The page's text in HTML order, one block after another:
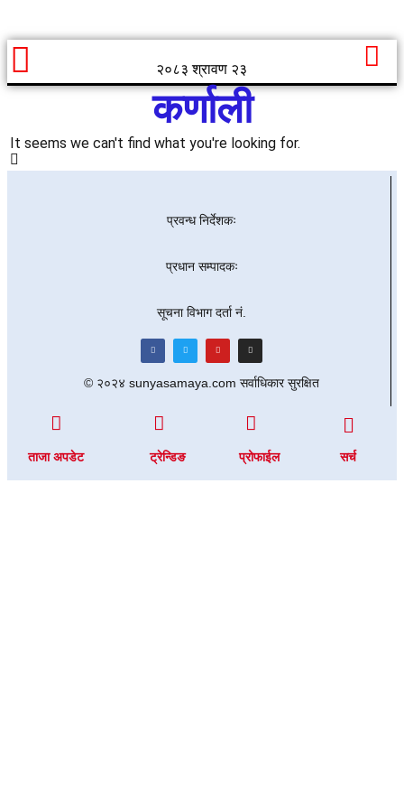
२०८३ श्रावण २३
कर्णाली
It seems we can't find what you're looking for.
प्रवन्ध निर्देशकः
प्रधान सम्पादकः
सूचना विभाग दर्ता नं.
© २०२४ sunyasamaya.com सर्वाधिकार सुरक्षित
ताजा अपडेट ट्रेन्डिङ प्रोफाईल सर्च